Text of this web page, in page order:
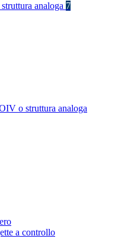
analoga 7
o struttura analoga
a controllo